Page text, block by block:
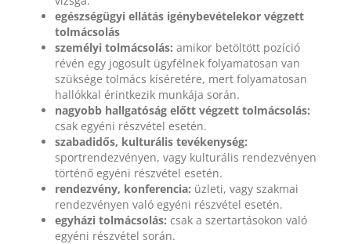
egészségügyi ellátás igénybevételekor végzett
tolmácsolás
személyi tolmácsolás: amikor betöltött pozíció
révén egy jogosult ügyfélnek folyamatosan van
szüksége tolmács kíséretére, mert folyamatosan
hallókkal érintkezik munkája során.
nagyobb hallgatóság előtt végzett tolmácsolás:
csak egyéni részvétel esetén.
szabadidős, kulturális tevékenység:
sportrendezvényen, vagy kulturális rendezvényen
történő egyéni részvétel esetén.
rendezvény, konferencia: üzleti, vagy szakmai
rendezvényen való egyéni részvétel esetén.
egyházi tolmácsolás: csak a szertartásokon való
egyéni részvétel során.